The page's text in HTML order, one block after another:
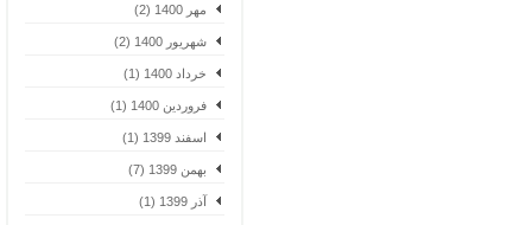
مهر 1400 (2)
شهریور 1400 (2)
خرداد 1400 (1)
فروردین 1400 (1)
اسفند 1399 (1)
بهمن 1399 (7)
آذر 1399 (1)